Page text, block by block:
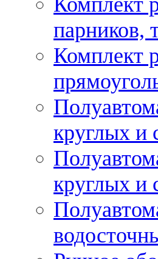
парников,
Комплект
круглых и
круглых и